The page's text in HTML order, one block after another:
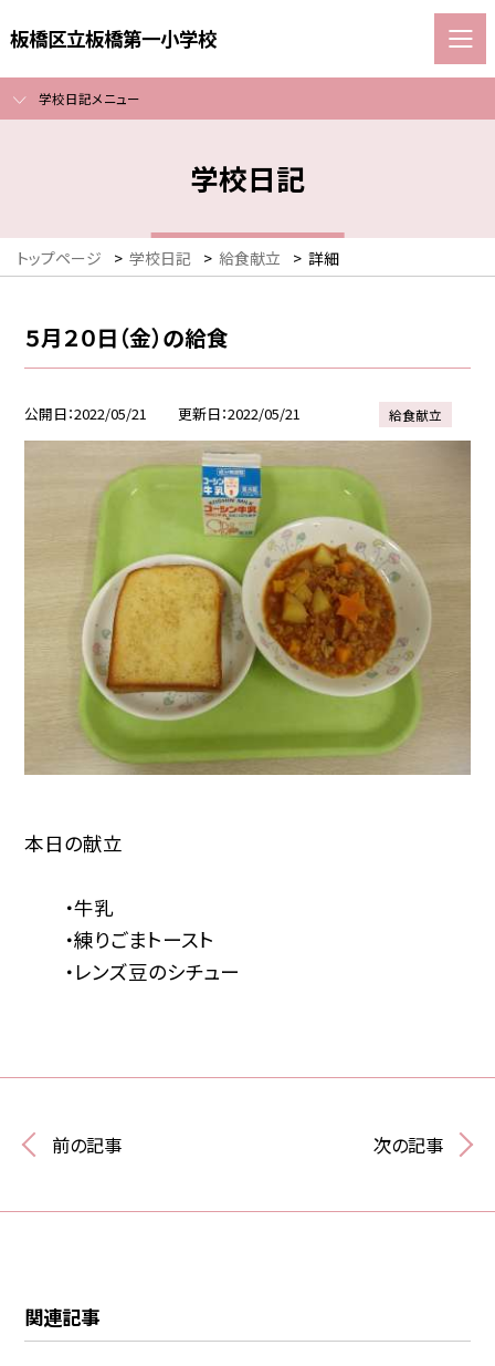
板橋区立板橋第一小学校
学校日記メニュー
学校日記
トップページ > 学校日記 > 給食献立 > 詳細
５月２０日（金）の給食
公開日 2022/05/21 更新日 2022/05/21 給食献立
本日の献立
・牛乳
・練りごまトースト
・レンズ豆のシチュー
前の記事 次の記事
関連記事